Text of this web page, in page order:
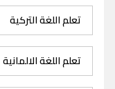
تعلم اللغة التركية
تعلم اللغة الالمانية